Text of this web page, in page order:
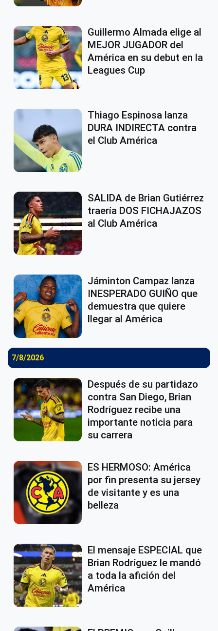
Guillermo Almada elige al
MEJOR JUGADOR del
América en su debut en la
Leagues Cup
Thiago Espinosa lanza
DURA INDIRECTA contra
el Club América
SALIDA de Brian Gutiérrez
traería DOS FICHAJAZOS
al Club América
Jáminton Campaz lanza
INESPERADO GUIÑO que
demuestra que quiere
llegar al América
7/8/2026
Después de su partidazo
contra San Diego, Brian
Rodríguez recibe una
importante noticia para
su carrera
ES HERMOSO: América
por fin presenta su jersey
de visitante y es una
belleza
El mensaje ESPECIAL que
Brian Rodríguez le mandó
a toda la afición del
América